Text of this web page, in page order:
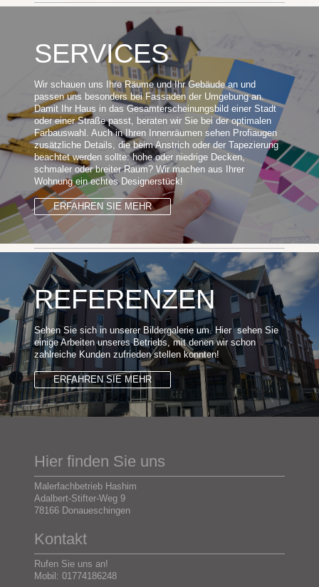
SERVICES
Wir schauen uns Ihre Räume und Ihr Gebäude an und
passen uns besonders bei Fassaden der Umgebung an.
Damit Ihr Haus in das Gesamterscheinungsbild einer Stadt
oder einer Straße passt, beraten wir Sie bei der optimalen
Farbauswahl. Auch in Ihren Innenräumen sehen Profiaugen
zusätzliche Details, die beim Anstrich oder der Tapezierung
beachtet werden sollte: hohe oder niedrige Decken,
schmaler oder breiter Raum? Wir machen aus Ihrer
Wohnung ein echtes Designerstück!
ERFAHREN SIE MEHR
REFERENZEN
Sehen Sie sich in unserer Bildergalerie um. Hier sehen Sie
einige Arbeiten unseres Betriebs, mit denen wir schon
zahlreiche Kunden zufrieden stellen konnten!
ERFAHREN SIE MEHR
Hier finden Sie uns
Malerfachbetrieb Hashim
Adalbert-Stifter-Weg 9
78166 Donaueschingen
Kontakt
Rufen Sie uns an!
Mobil: 01774186248